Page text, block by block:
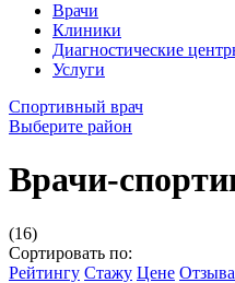
Врачи
Клиники
Диагностические
Услуги
Спортивный врач
Выберите район
Врачи-
(16)
Сортировать по:
Рейтингу Стажу Цене